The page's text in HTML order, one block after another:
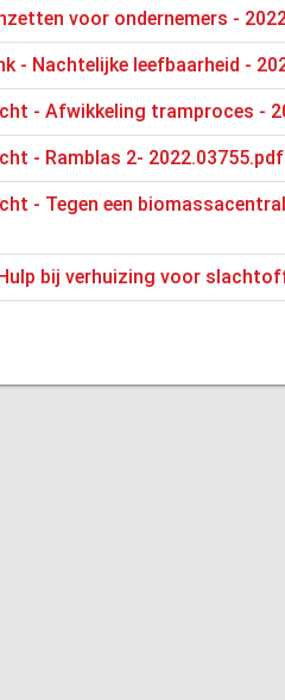
voor ondernemers -
- Nachtelijke leefbaarheid -
- Afwikkeling tramproces -
- Ramblas 2- 2022.03755.pdf
- Tegen een
bij verhuizing voor